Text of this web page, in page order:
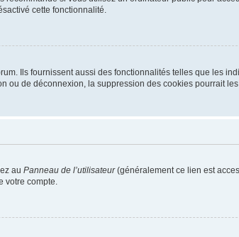
cette fonctionnalité.
Ils fournissent aussi des fonctionnalités telles que les
ou de déconnexion, la suppression des cookies pourrait les
au Panneau de l’utilisateur(généralement ce lien est
votre compte.